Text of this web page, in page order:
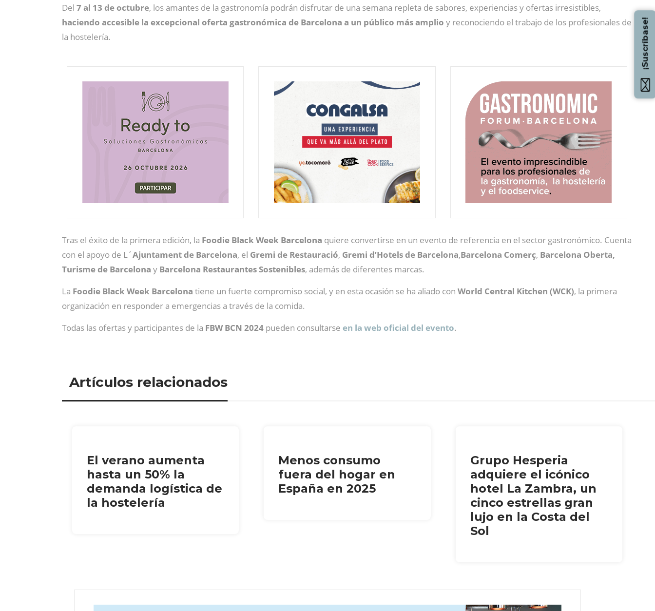
Del 7 al 13 de octubre, los amantes de la gastronomía podrán disfrutar de una semana repleta de sabores, experiencias y ofertas irresistibles,
haciendo accesible la excepcional oferta gastronómica de Barcelona a un público más amplio y reconociendo el trabajo de los profesionales de
la hostelería.
Tras el éxito de la primera edición, la Foodie Black Week Barcelona quiere convertirse en un evento de referencia en el sector gastronómico. Cuenta
con el apoyo de L´Ajuntament de Barcelona, el Gremi de Restauració, Gremi d’Hotels de Barcelona,Barcelona Comerç, Barcelona Oberta,
Turisme de Barcelona y Barcelona Restaurantes Sostenibles, además de diferentes marcas.
La Foodie Black Week Barcelona tiene un fuerte compromiso social, y en esta ocasión se ha aliado con World Central Kitchen (WCK), la primera
organización en responder a emergencias a través de la comida.
Todas las ofertas y participantes de la FBW BCN 2024 pueden consultarse en la web oficial del evento.
Artículos relacionados
El verano aumenta
hasta un 50% la
demanda logística de
la hostelería
Menos consumo
fuera del hogar en
España en 2025
Grupo Hesperia
adquiere el icónico
hotel La Zambra, un
cinco estrellas gran
lujo en la Costa del
Sol
¡Suscríbase!